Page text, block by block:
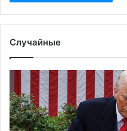
Случайные
Китай
заявил
о
готовности
«бороться